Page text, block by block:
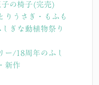
の椅子(完売)
りうさぎ・もふも
ぎな動植物祭り
ー/18周年のふし
新作